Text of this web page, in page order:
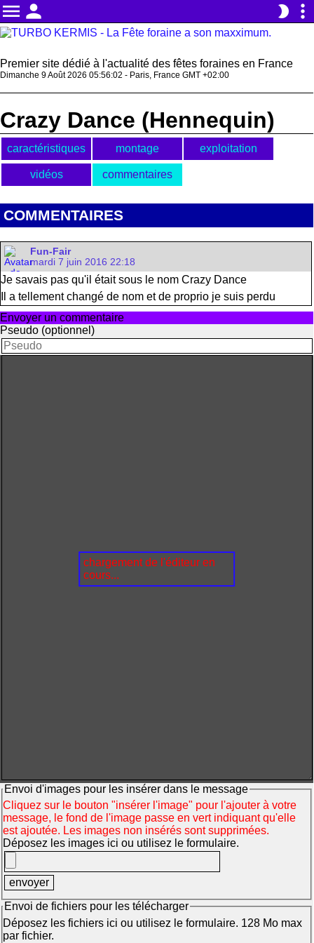
menu person brightness_2 more_vert
Premier site dédié à l'actualité des fêtes foraines en France
Dimanche 9 Août 2026 05:56:02 - Paris, France GMT +02:00
Crazy Dance (Hennequin)
caractéristiques montage exploitation
vidéos commentaires
COMMENTAIRES
Fun-Fair
mardi 7 juin 2016 22:18
Je savais pas qu'il était sous le nom Crazy Dance
Il a tellement changé de nom et de proprio je suis perdu
Envoyer un commentaire
Pseudo (optionnel)
chargement de l'éditeur en
cours...
Envoi d'images pour les insérer dans le message
Cliquez sur le bouton "insérer l'image" pour l'ajouter à votre
message, le fond de l'image passe en vert indiquant qu'elle
est ajoutée. Les images non insérés sont supprimées.
Déposez les images ici ou utilisez le formulaire.
Envoi de fichiers pour les télécharger
Déposez les fichiers ici ou utilisez le formulaire. 128 Mo max
par fichier.